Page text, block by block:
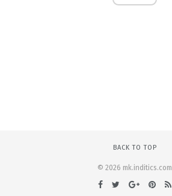
BACK TO TOP
© 2026 mk.inditics.com